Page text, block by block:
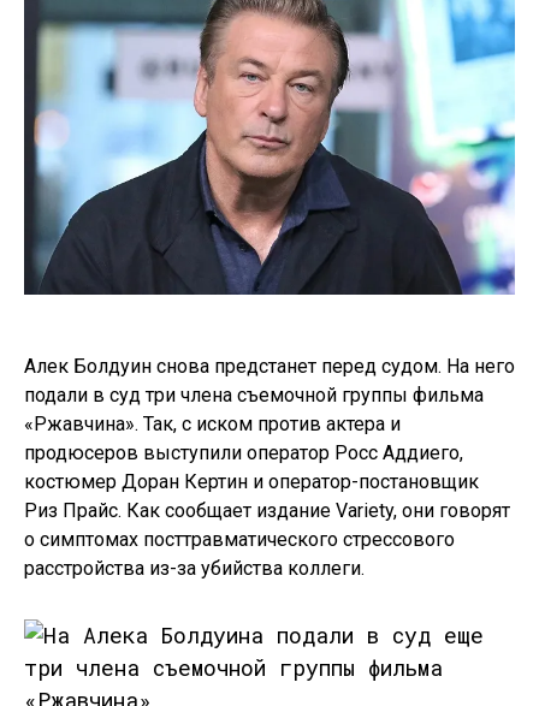
Алек Болдуин снова предстанет перед судом. На него
подали в суд три члена съемочной группы фильма
«Ржавчина». Так, с иском против актера и
продюсеров выступили оператор Росс Аддиего,
костюмер Доран Кертин и оператор-постановщик
Риз Прайс. Как сообщает издание Variety, они говорят
о симптомах посттравматического стрессового
расстройства из-за убийства коллеги.